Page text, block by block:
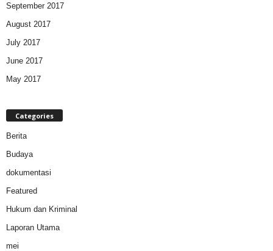
September 2017
August 2017
July 2017
June 2017
May 2017
Categories
Berita
Budaya
dokumentasi
Featured
Hukum dan Kriminal
Laporan Utama
mei